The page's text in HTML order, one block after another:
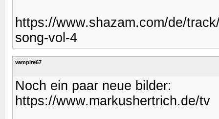
https://www.shazam.com/de/
song-vol-4
vampire67
Noch ein paar neue bilder:
https://www.markushertrich.de/tv